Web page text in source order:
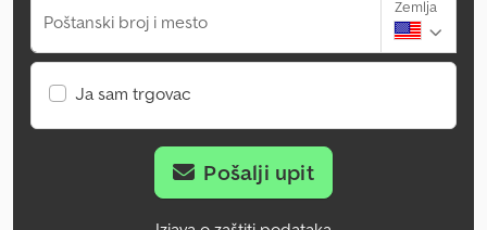
Poštanski broj i mesto
Zemlja
Ja sam trgovac
Pošalji upit